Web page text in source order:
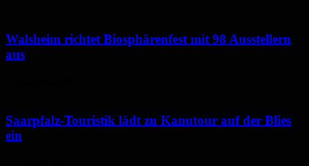
Walsheim richtet Biosphärenfest mit 98 Ausstellern
aus
Saarpfalz-Touristik lädt zu Kanutour auf der Blies
ein